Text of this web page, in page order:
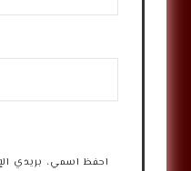
احفظ اسمي، بريدي